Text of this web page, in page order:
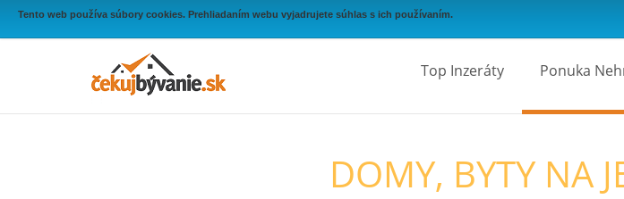
Tento web používa súbory cookies. Prehliadaním webu vyjadrujete súhlas s ich používaním.
Top Inzeráty Ponuka
DOMY, BYTY NA